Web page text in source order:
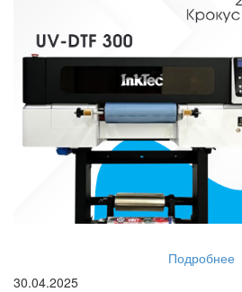
Подробнее
30.04.2025